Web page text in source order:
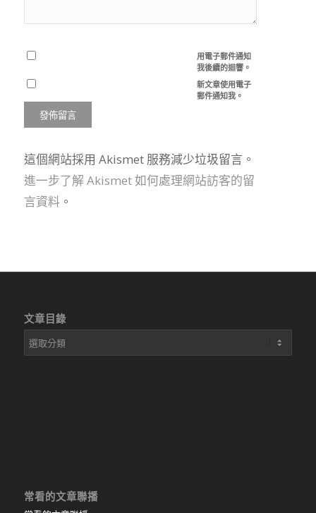
用電子郵件通知
我後續的迴響。
新文章使用電子
郵件通知我。
這個網站採用 Akismet 服務減少垃圾留言。
進一步了解 Akismet 如何處理網站訪客的留
言資料。
文章目錄
文
章
常看的文章聯播